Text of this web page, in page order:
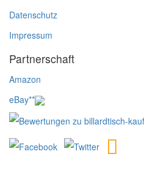
Datenschutz
Impressum
Partnerschaft
Amazon
eBay**